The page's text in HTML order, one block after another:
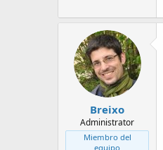
Breixo
Administrator
Miembro del
equipo